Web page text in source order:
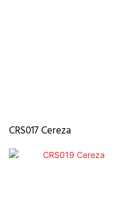
CRS017 Cereza